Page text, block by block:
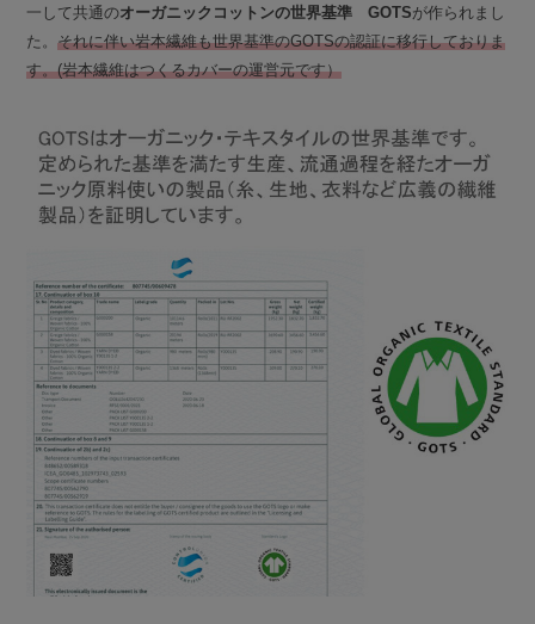
一して共通のオーガニックコットンの世界基準 GOTSが作られまし
た。それに伴い岩本繊維も世界基準のGOTSの認証に移行しておりま
す。(岩本繊維はつくるカバーの運営元です）